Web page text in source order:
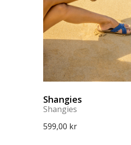
Shangies
Shangies
599,00 kr